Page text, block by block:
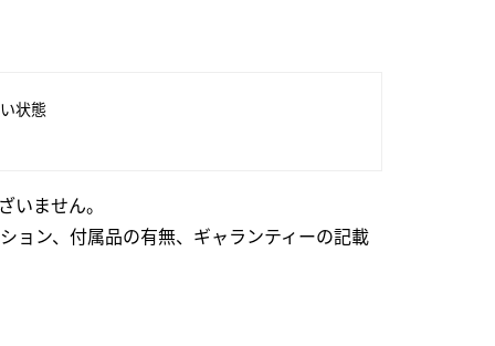
状態
いません。
ョン、付属品の有無、ギャランティーの記載